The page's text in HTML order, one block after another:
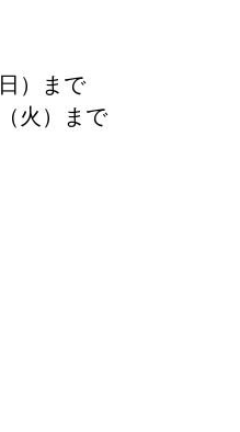
）まで
火）まで